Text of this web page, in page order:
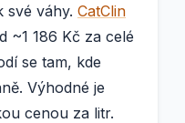
své váhy. CatClin
~1 186 Kč za celé
se tam, kde
Výhodné je
cenou za litr.